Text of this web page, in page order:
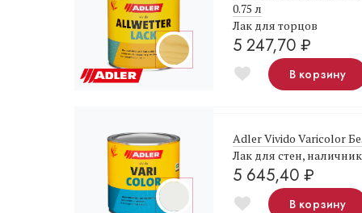
0.75 л
Лак для торцов
5 247,70 ₽
В корзину
Adler Vivido Varicolor
Лак для стен,
5 645,40 ₽
В корзину